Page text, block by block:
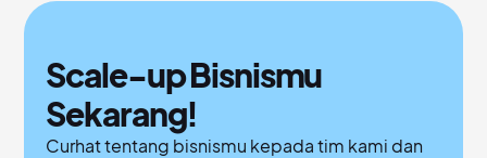
Scale-up Bisnismu
Sekarang!
Curhat tentang bisnismu kepada tim kami dan